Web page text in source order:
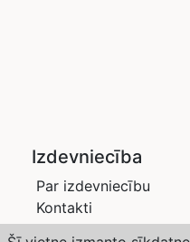
Izdevniecība
Par izdevniecību
Kontakti
Privātuma politika